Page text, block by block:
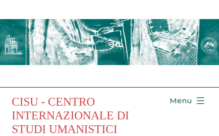
al
contenuto
CISU - CENTRO
INTERNAZIONALE DI
STUDI UMANISTICI
Menu